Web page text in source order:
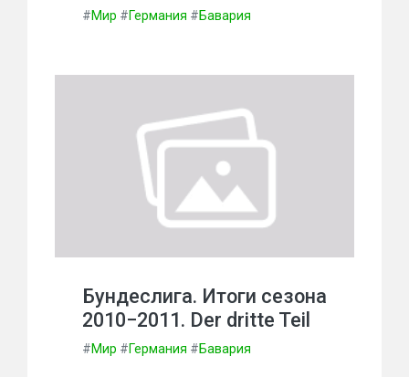
#Мир #Германия #Бавария
Бундеслига. Итоги сезона
2010−2011. Der dritte Teil
#Мир #Германия #Бавария